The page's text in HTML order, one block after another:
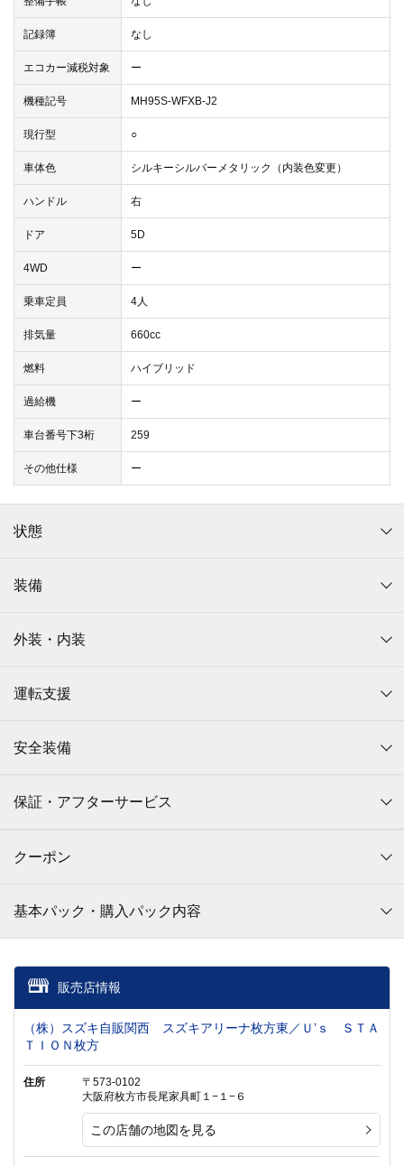
記録簿 なし
エコカー減税対象 ー
機種記号 MH95S-WFXB-J2
現行型 ○
車体色 シルキーシルバーメタリック（内装色変更）
ハンドル 右
ドア 5D
4WD ー
乗車定員 4人
排気量 660cc
燃料 ハイブリッド
過給機 ー
車台番号下3桁 259
その他仕様 ー
状態
装備
外装・内装
運転支援
安全装備
保証・アフターサービス
クーポン
基本パック・購入パック内容
販売店情報
（株）スズキ自販関西 スズキアリーナ枚方東／Ｕ’ｓ ＳＴＡ
ＴＩＯＮ枚方
住所
〒573-0102
大阪府枚方市長尾家具町１−１−６
この店舗の地図を見る